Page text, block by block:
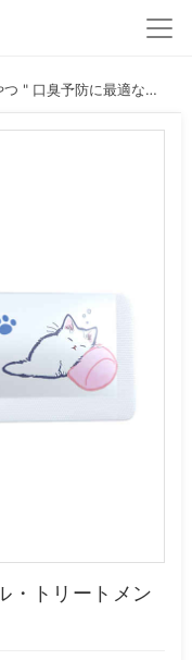
つ " 口臭予防に最適な猫用デンタル・トリートメント メーカー
・トリートメン